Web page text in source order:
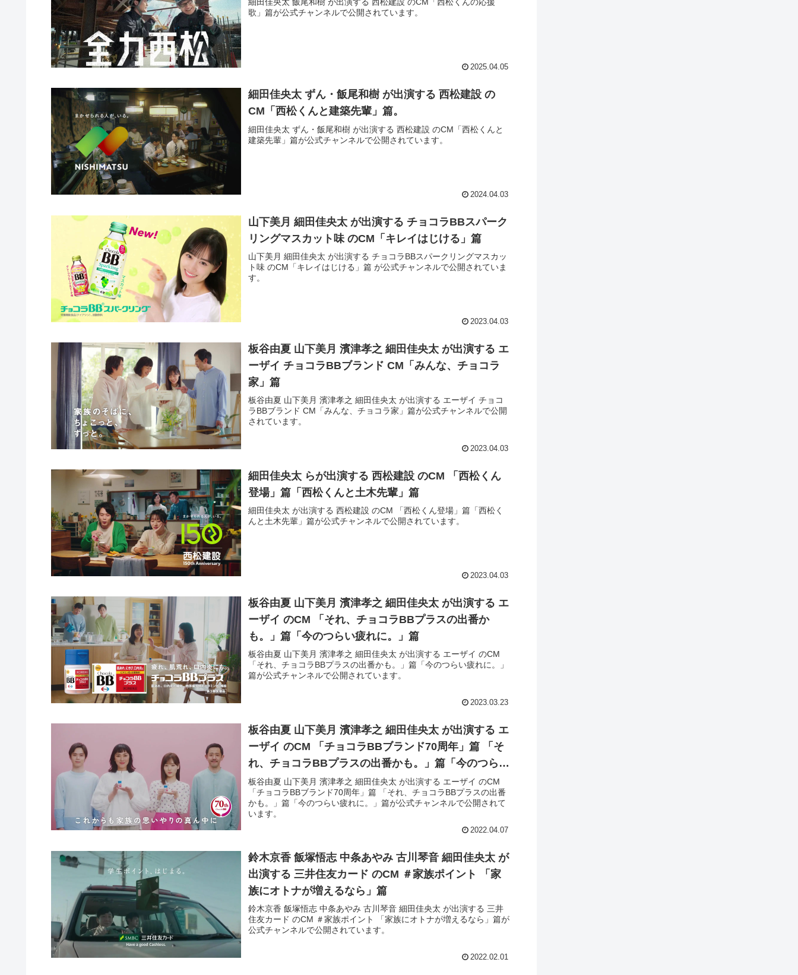
細田佳央太 飯尾和樹 が出演する 西松建設 のCM「西松くんの応援
歌」篇が公式チャンネルで公開されています。
2025.04.05
細田佳央太 ずん・飯尾和樹 が出演する 西松建設 の
CM「西松くんと建築先輩」篇。
細田佳央太 ずん・飯尾和樹 が出演する 西松建設 のCM「西松くんと
建築先輩」篇が公式チャンネルで公開されています。
2024.04.03
山下美月 細田佳央太 が出演する チョコラBBスパーク
リングマスカット味 のCM「キレイはじける」篇
山下美月 細田佳央太 が出演する チョコラBBスパークリングマスカッ
ト味 のCM「キレイはじける」篇 が公式チャンネルで公開されていま
す。
2023.04.03
板谷由夏 山下美月 濱津孝之 細田佳央太 が出演する エ
ーザイ チョコラBBブランド CM「みんな、チョコラ
家」篇
板谷由夏 山下美月 濱津孝之 細田佳央太 が出演する エーザイ チョコ
ラBBブランド CM「みんな、チョコラ家」篇が公式チャンネルで公開
されています。
2023.04.03
細田佳央太 らが出演する 西松建設 のCM 「西松くん
登場」篇「西松くんと土木先輩」篇
細田佳央太 が出演する 西松建設 のCM 「西松くん登場」篇「西松く
んと土木先輩」篇が公式チャンネルで公開されています。
2023.04.03
板谷由夏 山下美月 濱津孝之 細田佳央太 が出演する エ
ーザイ のCM 「それ、チョコラBBプラスの出番か
も。」篇「今のつらい疲れに。」篇
板谷由夏 山下美月 濱津孝之 細田佳央太 が出演する エーザイ のCM
「それ、チョコラBBプラスの出番かも。」篇「今のつらい疲れに。」
篇が公式チャンネルで公開されています。
2023.03.23
板谷由夏 山下美月 濱津孝之 細田佳央太 が出演する エ
ーザイ のCM 「チョコラBBブランド70周年」篇 「そ
れ、チョコラBBプラスの出番かも。」篇「今のつらい
疲れに。」篇
板谷由夏 山下美月 濱津孝之 細田佳央太 が出演する エーザイ のCM
「チョコラBBブランド70周年」篇 「それ、チョコラBBプラスの出番
かも。」篇「今のつらい疲れに。」篇が公式チャンネルで公開されて
います。
2022.04.07
鈴木京香 飯塚悟志 中条あやみ 古川琴音 細田佳央太 が
出演する 三井住友カード のCM ＃家族ポイント 「家
族にオトナが増えるなら」篇
鈴木京香 飯塚悟志 中条あやみ 古川琴音 細田佳央太 が出演する 三井
住友カード のCM ＃家族ポイント 「家族にオトナが増えるなら」篇が
公式チャンネルで公開されています。
2022.02.01